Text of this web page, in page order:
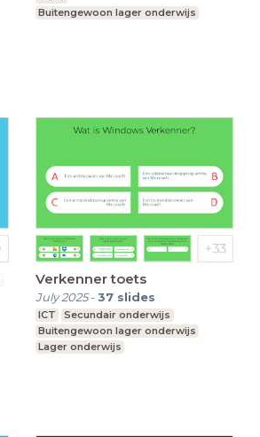
Buitengewoon lager onderwijs
Verkenner toets
July 2025-37 slides
ICT
Secundair onderwijs
Buitengewoon lager onderwijs
Lager onderwijs